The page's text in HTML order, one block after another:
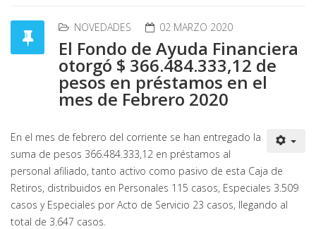
NOVEDADES 02 MARZO 2020
El Fondo de Ayuda Financiera
otorgó $ 366.484.333,12 de
pesos en préstamos en el
mes de Febrero 2020
En el mes de febrero del corriente se han entregado la
suma de pesos 366.484.333,12 en préstamos al
personal afiliado, tanto activo como pasivo de esta Caja de
Retiros, distribuidos en Personales 115 casos, Especiales 3.509
casos y Especiales por Acto de Servicio 23 casos, llegando al
total de 3.647 casos.